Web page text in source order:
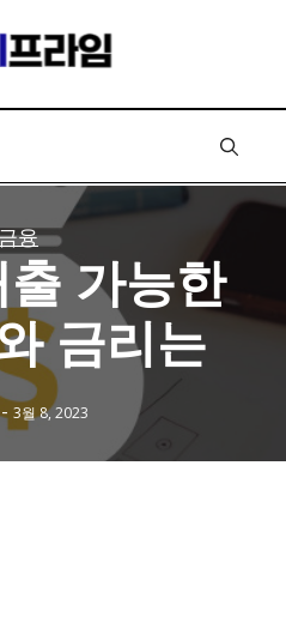
융
가능한
금리는
3월 8, 2023